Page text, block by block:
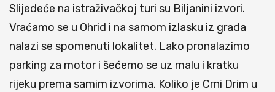
Slijedeće na istraživačkoj turi su Biljanini izvori.
Vraćamo se u Ohrid i na samom izlasku iz grada
nalazi se spomenuti lokalitet. Lako pronalazimo
parking za motor i šećemo se uz malu i kratku
rijeku prema samim izvorima. Koliko je Crni Drim u